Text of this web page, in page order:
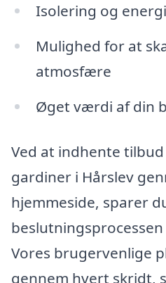
Isolering og
Mulighed for at
atmosfære
Øget værdi af din
Ved at indhente
gardiner i Hårslev
hjemmeside, sparer
Vores brugervenlige
gennem hvert skridt,